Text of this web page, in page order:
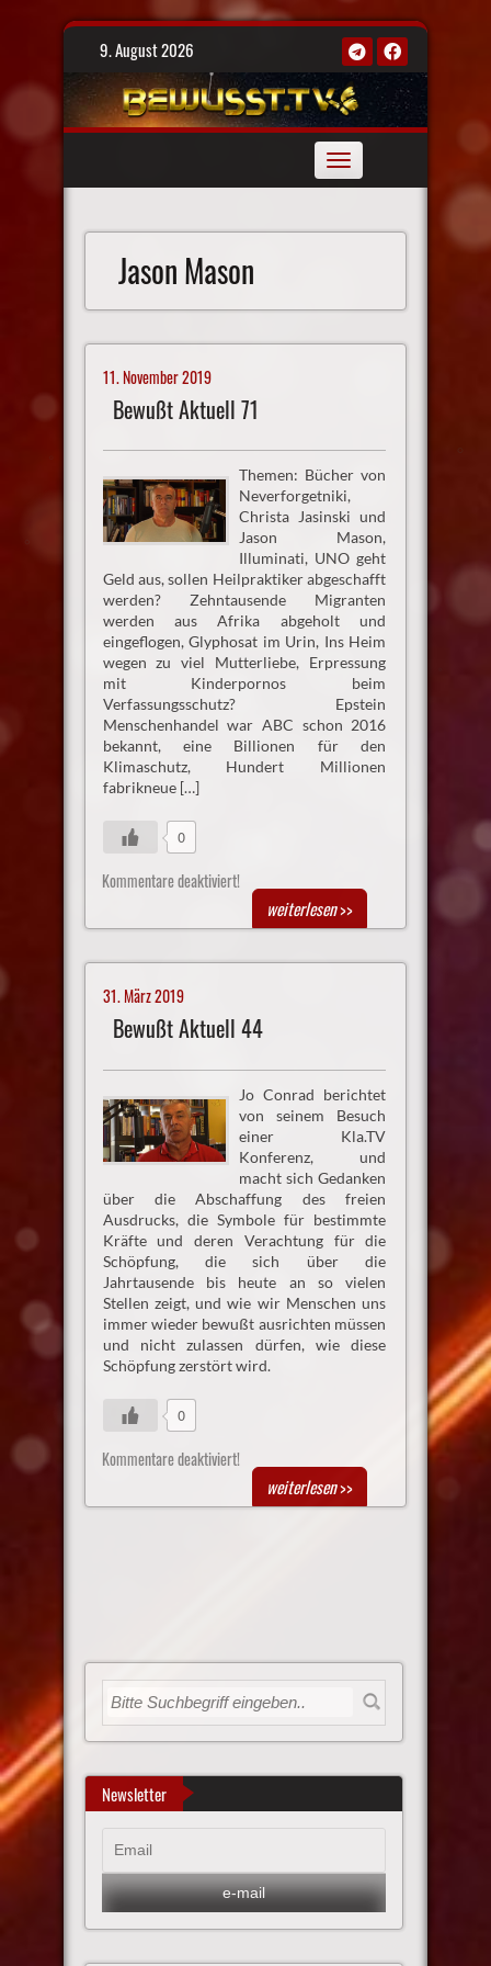
Skip
9. August 2026
Toggle
navigation
Jason Mason
11. November 2019
Bewußt Aktuell 71
Themen: Bücher von
Neverforgetniki,
Christa Jasinski und
Jason Mason,
Illuminati, UNO geht
Geld aus, sollen Heilpraktiker abgeschafft
werden? Zehntausende Migranten
werden aus Afrika abgeholt und
eingeflogen, Glyphosat im Urin, Ins Heim
wegen zu viel Mutterliebe, Erpressung
mit Kinderpornos beim
Verfassungsschutz? Epstein
Menschenhandel war ABC schon 2016
bekannt, eine Billionen für den
Klimaschutz, Hundert Millionen
fabrikneue […]
0
Kommentare deaktiviert!
weiterlesen>>
31. März 2019
Bewußt Aktuell 44
Jo Conrad berichtet
von seinem Besuch
einer Kla.TV
Konferenz, und
macht sich Gedanken
über die Abschaffung des freien
Ausdrucks, die Symbole für bestimmte
Kräfte und deren Verachtung für die
Schöpfung, die sich über die
Jahrtausende bis heute an so vielen
Stellen zeigt, und wie wir Menschen uns
immer wieder bewußt ausrichten müssen
und nicht zulassen dürfen, wie diese
Schöpfung zerstört wird.
0
Kommentare deaktiviert!
weiterlesen>>
Newsletter